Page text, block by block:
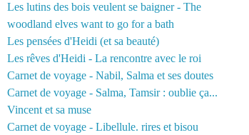
Les lutins des bois veulent se baigner - The
woodland elves want to go for a bath
Les pensées d'Heidi (et sa beauté)
Les rêves d'Heidi - La rencontre avec le roi
Carnet de voyage - Nabil, Salma et ses doutes
Carnet de voyage - Salma, Tamsir : oublie ça...
Vincent et sa muse
Carnet de voyage - Libellule. rires et bisou